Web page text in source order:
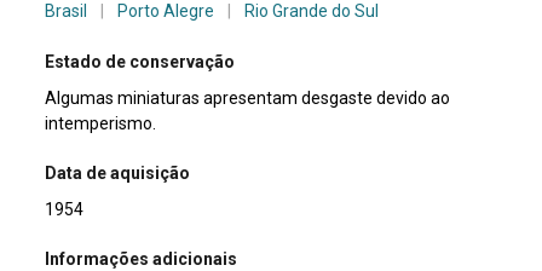
Brasil
Porto Alegre Rio Grande do Sul
Estado de conservação
Algumas miniaturas apresentam desgaste devido ao
intemperismo.
Data de aquisição
1954
Informações adicionais